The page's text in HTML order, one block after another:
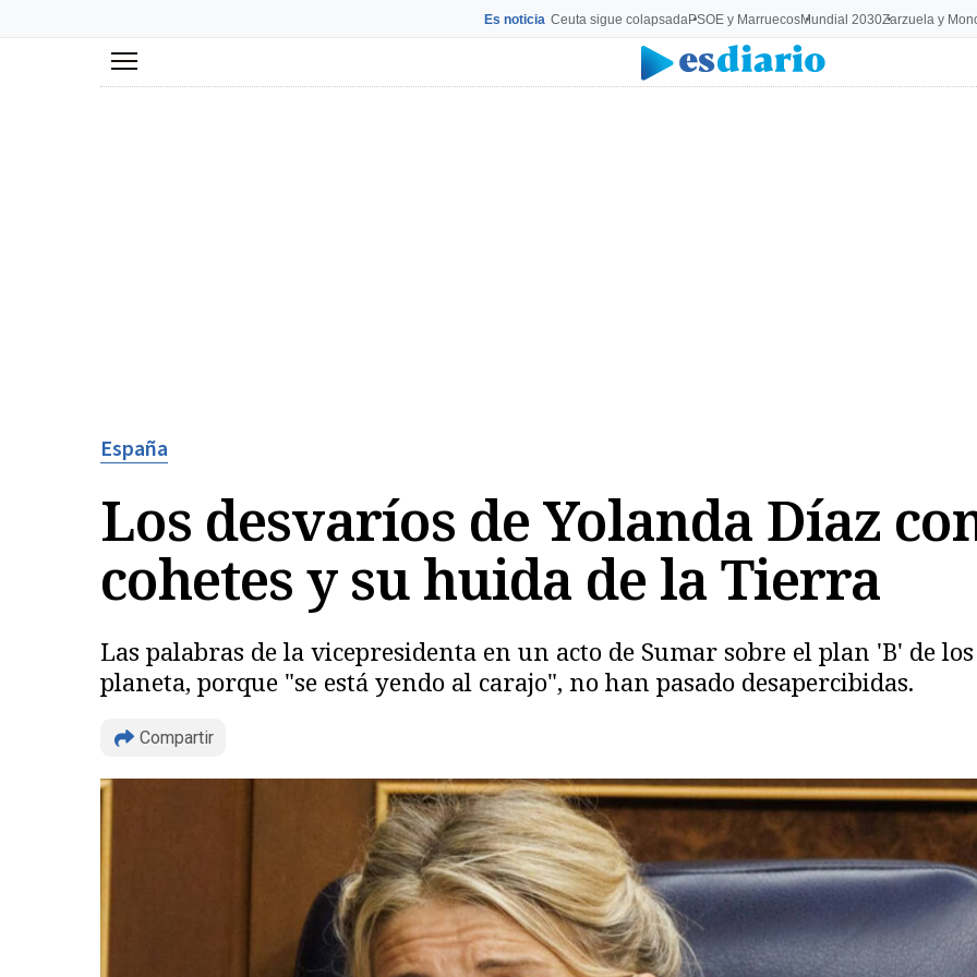
Es noticia Ceuta sigue colapsadaPSOE y MarruecosMundial 2030Zarzuela y
Menú
España
Los desvaríos de Yolanda Díaz
cohetes y su huida de la Tierra
Las palabras de la vicepresidenta en un acto de Sumar sobre el plan 'B' de
planeta, porque "se está yendo al carajo", no han pasado desapercibidas.
Compartir
Copiar